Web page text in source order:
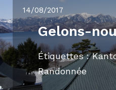
14/08/2017
Gelons-
Étiquettes :
Randonnée